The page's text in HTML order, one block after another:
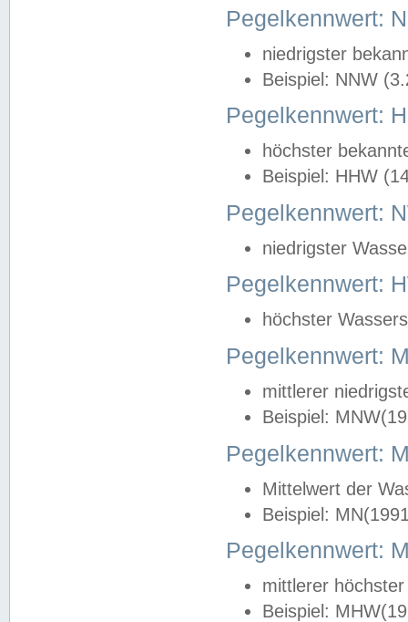
Pegelkennwert:
niedrigster
Beispiel: NNW
Pegelkennwert:
höchster
Beispiel: HHW
Pegelkennwert:
niedrigster
Pegelkennwert:
höchster
Pegelkennwert:
mittlerer
Beispiel:
Pegelkennwert:
Mittelwert der
Beispiel:
Pegelkennwert:
mittlerer
Beispiel: